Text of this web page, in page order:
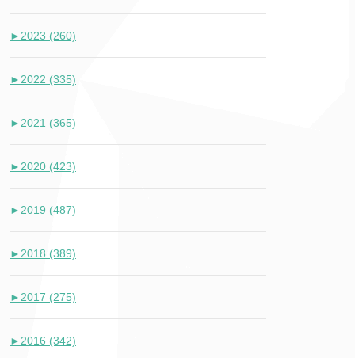
►2023 (260)
►2022 (335)
►2021 (365)
►2020 (423)
►2019 (487)
►2018 (389)
►2017 (275)
►2016 (342)